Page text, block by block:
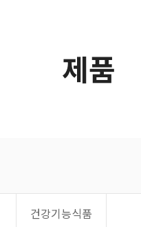
제품
건강기능식품